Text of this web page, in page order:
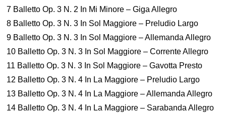
7 Balletto Op. 3 N. 2 In Mi Minore – Giga Allegro
8 Balletto Op. 3 N. 3 In Sol Maggiore – Preludio Largo
9 Balletto Op. 3 N. 3 In Sol Maggiore – Allemanda Allegro
10 Balletto Op. 3 N. 3 In Sol Maggiore – Corrente Allegro
11 Balletto Op. 3 N. 3 In Sol Maggiore – Gavotta Presto
12 Balletto Op. 3 N. 4 In La Maggiore – Preludio Largo
13 Balletto Op. 3 N. 4 In La Maggiore – Allemanda Allegro
14 Balletto Op. 3 N. 4 In La Maggiore – Sarabanda Allegro